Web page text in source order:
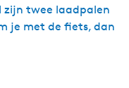
zijn twee laadpalen
je met de fiets, dan